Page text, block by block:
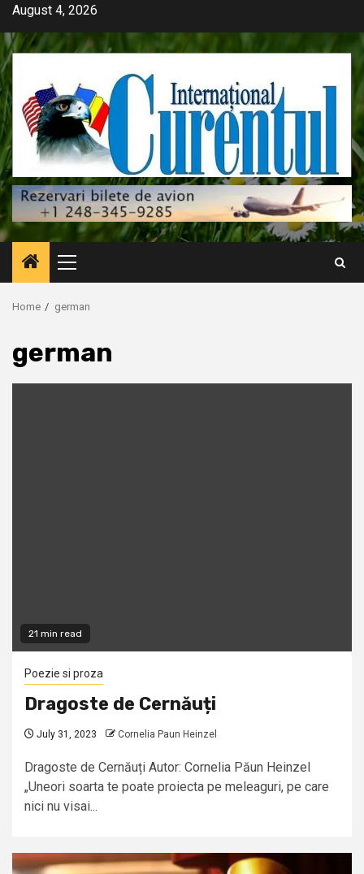
Skip
content
August 4, 2026
Primary
Menu
Home german
german
21 min read
Poezie si proza
Dragoste de Cernăuți
July 31, 2023 Cornelia Paun Heinzel
Dragoste de Cernăuți Autor: Cornelia Păun Heinzel
„Uneori soarta te poate proiecta pe meleaguri, pe care
nici nu visai...